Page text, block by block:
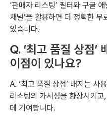
‘판매자 리스팅’ 필터와 구글
채널’을 활용하면 더 정확한
있습니다.
Q. ‘최고 품질 상점’
이점이 있나요?
A. ‘최고 품질 상점’ 배지는 사
리스팅의 가시성을 향상시키
데 기여합니다.